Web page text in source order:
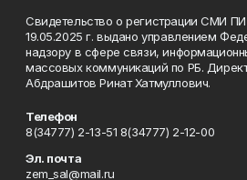
Свидетельство о регистрации СМИ
19.05.2025 г. выдано управлением
надзору в сфере связи,
массовых коммуникаций по РБ.
Абдрашитов Ринат Хатмуллович.
Телефон
8(34777) 2-13-51 8(34777) 2-12-00
Эл. почта
zem_sal@mail.ru